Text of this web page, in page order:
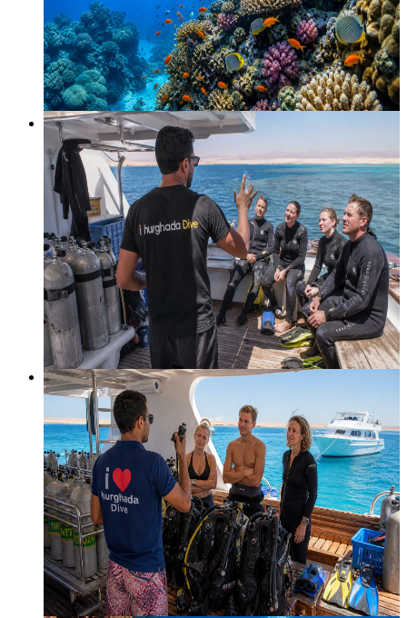
1 天 · 2 次船潜 Open Water+ 持证
起价
€45€55
PADI 课程−18%
PADI Open Water 课程
3-4 天在 Hurghada 获得 PADI 证书，€330。家中完成
eLearning，和我们完成四次开放水域潜水。
3-4 天 · 4 次潜水 + 在线学习 初学者 · 10 岁以上
起价
€330€ 400
Advanced−15%
PADI Advanced Open Water
两天五次探险潜水，€290。Deep 和 Navigation 必做，其
余可选。完成后可潜至 30 米。
2 天 · 5 次冒险潜水 Open Water · 12 岁以上
起价
€290€340